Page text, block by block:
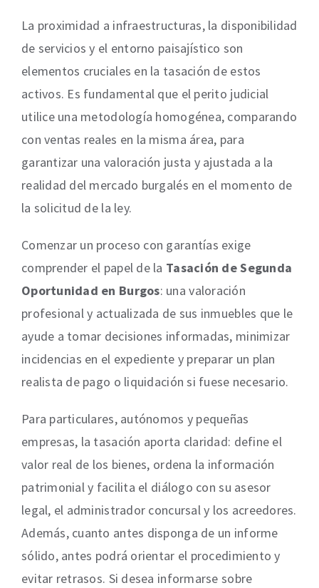
La proximidad a infraestructuras, la disponibilidad
de servicios y el entorno paisajístico son
elementos cruciales en la tasación de estos
activos. Es fundamental que el perito judicial
utilice una metodología homogénea, comparando
con ventas reales en la misma área, para
garantizar una valoración justa y ajustada a la
realidad del mercado burgalés en el momento de
la solicitud de la ley.
Comenzar un proceso con garantías exige
comprender el papel de la Tasación de Segunda
Oportunidad en Burgos: una valoración
profesional y actualizada de sus inmuebles que le
ayude a tomar decisiones informadas, minimizar
incidencias en el expediente y preparar un plan
realista de pago o liquidación si fuese necesario.
Para particulares, autónomos y pequeñas
empresas, la tasación aporta claridad: define el
valor real de los bienes, ordena la información
patrimonial y facilita el diálogo con su asesor
legal, el administrador concursal y los acreedores.
Además, cuanto antes disponga de un informe
sólido, antes podrá orientar el procedimiento y
evitar retrasos. Si desea informarse sobre